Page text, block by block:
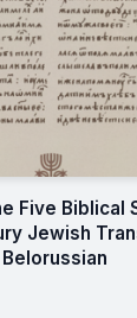
Five Biblical
Jewish
Belorussian